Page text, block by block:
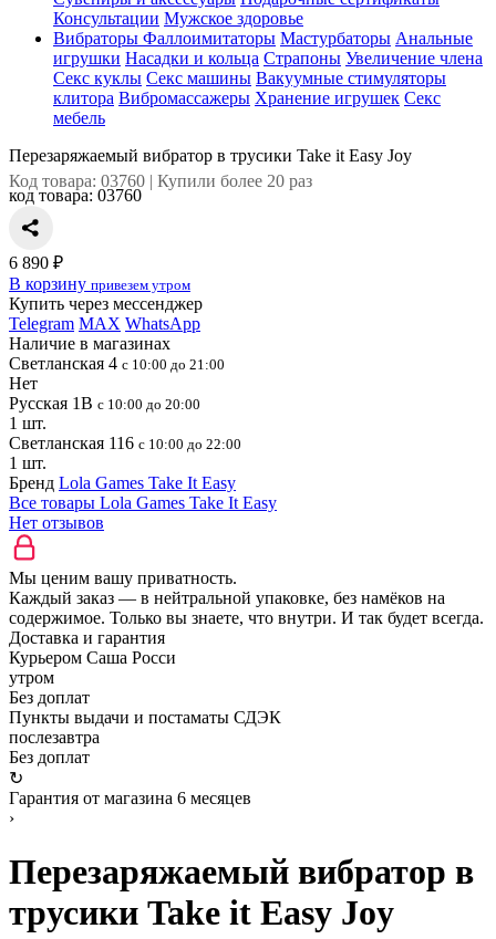
Консультации Мужское здоровье
Вибраторы Фаллоимитаторы Мастурбаторы Анальные
игрушки Насадки и кольца Страпоны Увеличение члена
Секс куклы Секс машины Вакуумные стимуляторы
клитора Вибромассажеры Хранение игрушек Секс
мебель
Перезаряжаемый вибратор в трусики Take it Easy Joy
Код товара: 03760 | Купили более 20 раз
код товара: 03760
6 890 ₽
В корзину привезем утром
Купить через мессенджер
Telegram MAX WhatsApp
Наличие в магазинах
Светланская 4 с 10:00 до 21:00
Нет
Русская 1В с 10:00 до 20:00
1 шт.
Светланская 116 с 10:00 до 22:00
1 шт.
Бренд Lola Games Take It Easy
Все товары Lola Games Take It Easy
Нет отзывов
Мы ценим вашу приватность.
Каждый заказ — в нейтральной упаковке, без намёков на
содержимое. Только вы знаете, что внутри. И так будет всегда.
Доставка и гарантия
Курьером Саша Росси
утром
Без доплат
Пункты выдачи и постаматы СДЭК
послезавтра
Без доплат
↻
Гарантия от магазина 6 месяцев
›
Перезаряжаемый вибратор в
трусики Take it Easy Joy